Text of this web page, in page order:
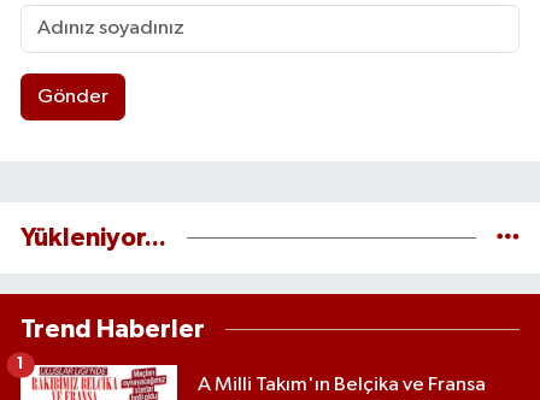
Gönder
Yükleniyor...
Trend Haberler
A Milli Takım'ın Belçika ve Fransa